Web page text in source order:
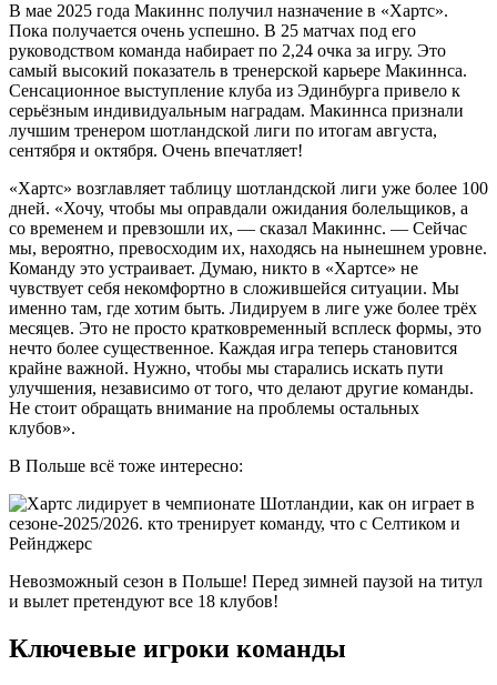
В мае 2025 года Макиннс получил назначение в «Хартс».
Пока получается очень успешно. В 25 матчах под его
руководством команда набирает по 2,24 очка за игру. Это
самый высокий показатель в тренерской карьере Макиннса.
Сенсaционное выступление клуба из Эдинбурга привело к
серьёзным индивидуальным наградам. Макиннса признали
лучшим тренером шотландской лиги по итогам августа,
сентября и октября. Очень впечатляет!
«Хартс» возглавляет таблицу шотландской лиги уже более 100
дней. «Хочу, чтобы мы оправдали ожидания болельщиков, а
со временем и превзошли их, — сказал Макиннс. — Сейчас
мы, вероятно, превосходим их, находясь на нынешнем уровне.
Команду это устраивает. Думаю, никто в «Хартсе» не
чувствует себя некомфортно в сложившейся ситуации. Мы
именно там, где хотим быть. Лидируем в лиге уже более трёх
месяцев. Это не просто кратковременный всплеск формы, это
нечто более существенное. Каждая игра теперь становится
крайне важной. Нужно, чтобы мы старались искать пути
улучшения, независимо от того, что делают другие команды.
Не стоит обращать внимание на проблемы остальных
клубов».
В Польше всё тоже интересно:
Невозможный сезон в Польше! Перед зимней паузой на титул
и вылет претендуют все 18 клубов!
Ключевые игроки команды